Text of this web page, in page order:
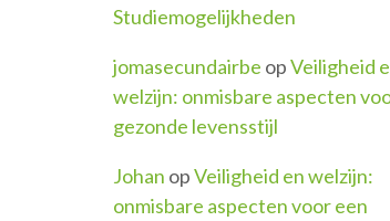
Studiemogelijkheden
jomasecundairbe opVeiligheid
welzijn: onmisbare aspecten
gezonde levensstijl
Johan opVeiligheid en welzijn:
onmisbare aspecten voor een